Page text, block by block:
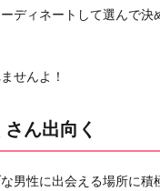
ディネートして選んで決
せんよ！
ん出向く
男性に出会える場所に積